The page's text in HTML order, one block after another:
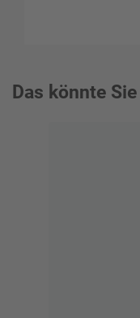
Das könnte